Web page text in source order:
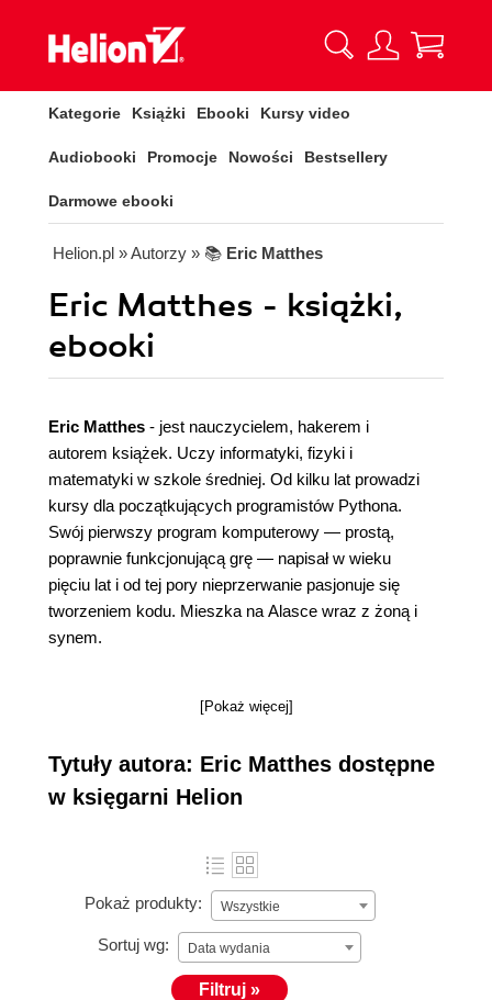
Kategorie Książki Ebooki Kursy video
Audiobooki Promocje Nowości Bestsellery
Darmowe ebooki
Helion.pl » Autorzy » 📚 Eric Matthes
Eric Matthes - książki,
ebooki
Eric Matthes - jest nauczycielem, hakerem i
autorem książek. Uczy informatyki, fizyki i
matematyki w szkole średniej. Od kilku lat prowadzi
kursy dla początkujących programistów Pythona.
Swój pierwszy program komputerowy — prostą,
poprawnie funkcjonującą grę — napisał w wieku
pięciu lat i od tej pory nieprzerwanie pasjonuje się
tworzeniem kodu. Mieszka na Alasce wraz z żoną i
synem.
[Pokaż więcej]
Tytuły autora: Eric Matthes dostępne
w księgarni Helion
Pokaż produkty: Wszystkie
Sortuj wg: Data wydania
Filtruj »